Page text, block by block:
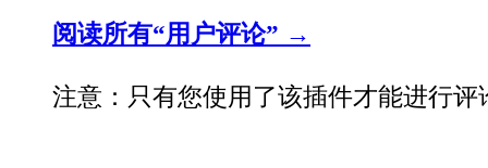
阅读所有“用户评论” →
注意：只有您使用了该插件才能进行评